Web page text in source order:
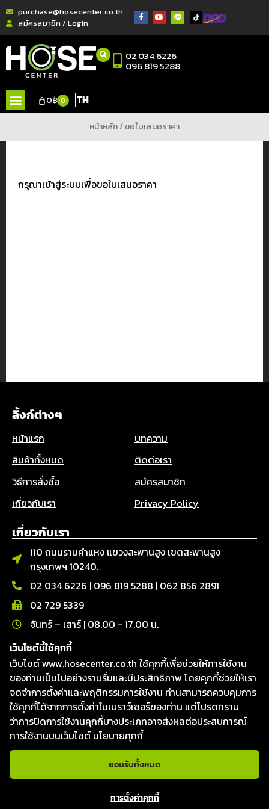
purchase@hosecenter.co.th
สมัครสมาชิก / Login
02 034 6226
096 819 5288
0฿ 0 TH
หน้าหลัก/ ขอใบเสนอราคา
กรุณาเข้าสู่ระบบเพื่อขอใบเสนอราคา
ลิ้งก์ต่างๆ
หน้าแรก
บทความ
สินค้าทั้งหมด
ติดต่อเรา
วิธีการสั่งซื้อ
สมัครสมาชิก
เกี่ยวกับเรา
Privacy Policy
เกี่ยวกับเรา
110 ถนนรามคำแหง แขวงสะพานสูง เขตสะพานสูง
กรุงเทพฯ 10240.
02 034 6226 | 096 819 5288 | 062 856 2891
02 729 5339
จันทร์ – เสาร์ | 08.00 - 17.00 น.
ติดต่อเรา
Line : @hosecenter
Hose Center ศูนย์รวมท่อ สายยาง และข้อต่อ
Hose Center ศูนย์รวมท่อ สายยาง และข้อต่อ
Hosecenter
บริษัท โฮสเซ็นเตอร์ จำกัด
designed & Developed by Fresh Digital.
แชทกับเจ้าหน้าที่
เว็บไซต์นี้ใช้คุกกี้
เว็บไซต์ www.hosecenter.co.th ใช้คุกกี้เพื่อช่วยให้การใช้งาน
ของท่านเป็นไปอย่างราบรื่นและมีประสิทธิภาพ โดยคุกกี้ช่วยให้เรา
จดจำการตั้งค่าและพฤติกรรมการใช้งาน ท่านสามารถควบคุมการ
ใช้คุกกี้ได้จากการตั้งค่าในเบราว์เซอร์ของท่าน แต่โปรดทราบ
ว่าการปิดการใช้งานคุกกี้บางประเภทอาจส่งผลต่อประสบการณ์
การใช้งานบนเว็บไซต์ นโยบายคุกกี้
ยอมรับทั้งหมด
การตั้งค่าคุกกี้